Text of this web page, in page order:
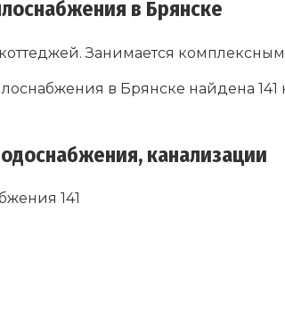
в Брянске
Занимается
в Брянске найдена
канализации
141